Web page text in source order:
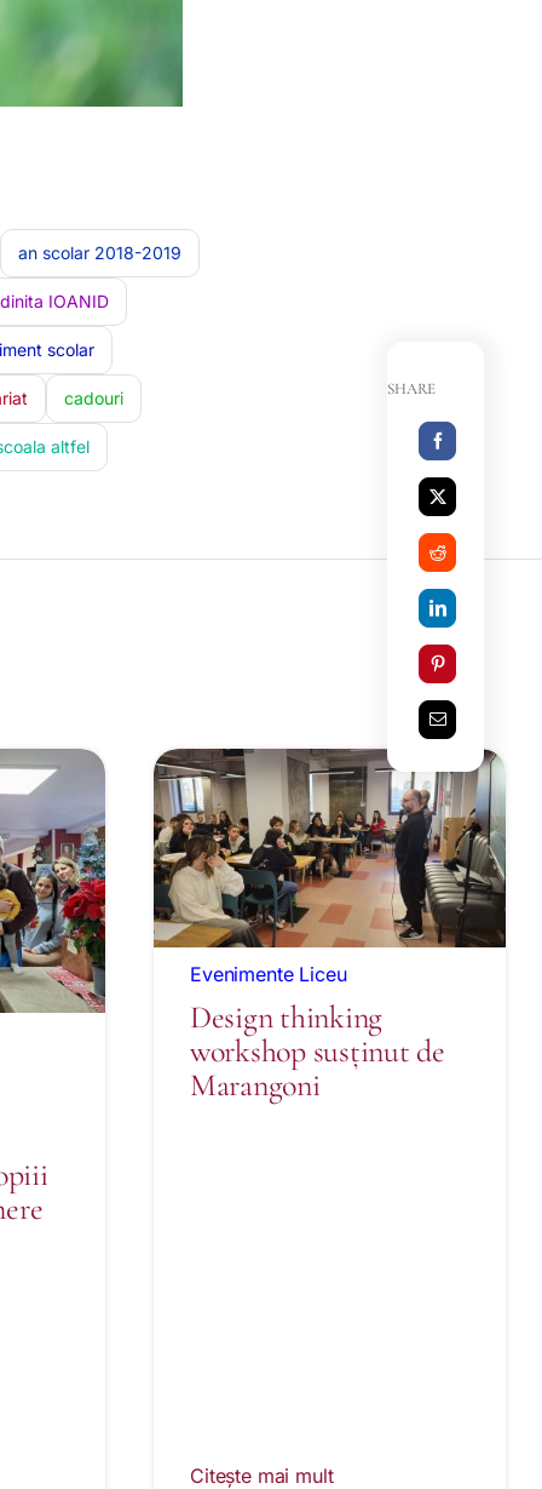
an scolar 2018-2019
IOANID
scolar
cadouri
altfel
Evenimente Liceu
Design thinking
workshop susținut de
Marangoni
Citește mai mult
SHARE